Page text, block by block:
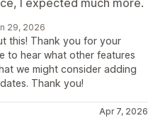
29, 2026
this! Thank you for your
to hear what other features
we might consider adding
Thank you!
Apr 7, 2026